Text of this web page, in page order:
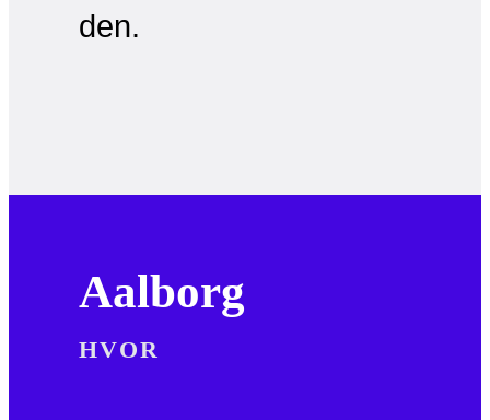
den.
Aalborg
HVOR